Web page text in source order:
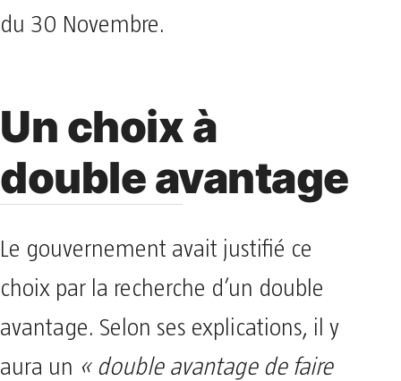
du 30 Novembre.
Un choix à
double avantage
Le gouvernement avait justifié ce
choix par la recherche d’un double
avantage. Selon ses explications, il y
aura un « double avantage de faire